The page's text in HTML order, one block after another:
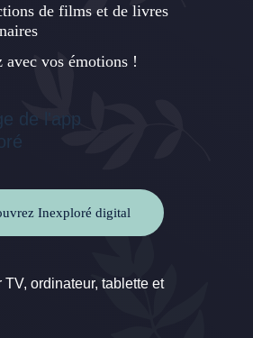
de films et de livres
avec vos émotions !
Inexploré digital
ordinateur, tablette et